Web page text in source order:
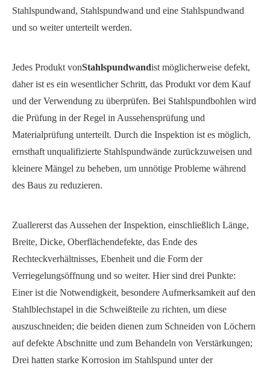
Stahlspundwand, Stahlspundwand und eine Stahlspundwand
und so weiter unterteilt werden.
Jedes Produkt vonStahlspundwandist möglicherweise defekt,
daher ist es ein wesentlicher Schritt, das Produkt vor dem Kauf
und der Verwendung zu überprüfen. Bei Stahlspundbohlen wird
die Prüfung in der Regel in Aussehensprüfung und
Materialprüfung unterteilt. Durch die Inspektion ist es möglich,
ernsthaft unqualifizierte Stahlspundwände zurückzuweisen und
kleinere Mängel zu beheben, um unnötige Probleme während
des Baus zu reduzieren.
Zuallererst das Aussehen der Inspektion, einschließlich Länge,
Breite, Dicke, Oberflächendefekte, das Ende des
Rechteckverhältnisses, Ebenheit und die Form der
Verriegelungsöffnung und so weiter. Hier sind drei Punkte:
Einer ist die Notwendigkeit, besondere Aufmerksamkeit auf den
Stahlblechstapel in die Schweißteile zu richten, um diese
auszuschneiden; die beiden dienen zum Schneiden von Löchern
auf defekte Abschnitte und zum Behandeln von Verstärkungen;
Drei hatten starke Korrosion im Stahlspund unter der